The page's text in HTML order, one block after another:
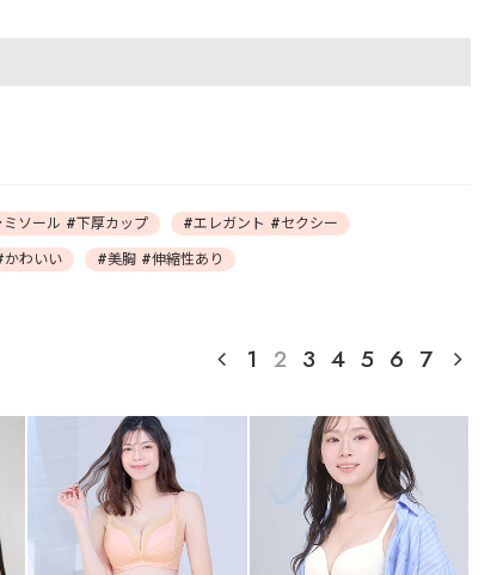
ソール #下厚カップ
#エレガント #セクシー
わいい #美胸 #伸縮性あり
1 2 3 4 5 6 7